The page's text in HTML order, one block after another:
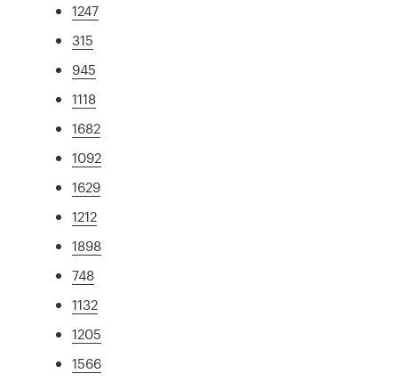
1247
315
945
1118
1682
1092
1629
1212
1898
748
1132
1205
1566